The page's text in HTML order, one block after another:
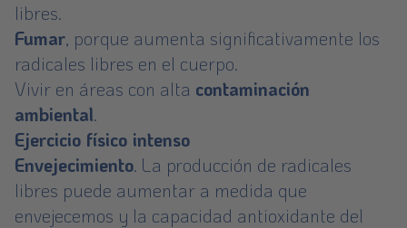
libres.
Fumar, porque aumenta significativamente los
radicales libres en el cuerpo.
Vivir en áreas con alta contaminación
ambiental.
Ejercicio físico intenso
Envejecimiento. La producción de radicales
libres puede aumentar a medida que
envejecemos y la capacidad antioxidante del